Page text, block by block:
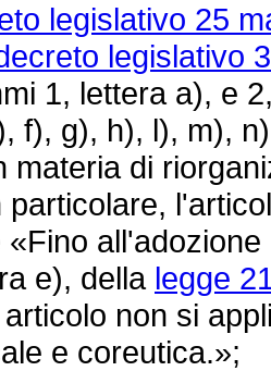
legislativo 25
legislativo
1, lettera a), e
f), g), h), l), m),
materia di
particolare,
e), della legge
non si
e coreutica.»;